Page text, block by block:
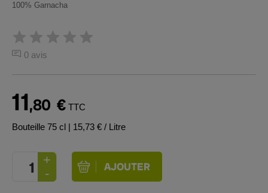
100% Garnacha
0 avis
11,80 € TTC
Bouteille 75 cl | 15,73 € / Litre